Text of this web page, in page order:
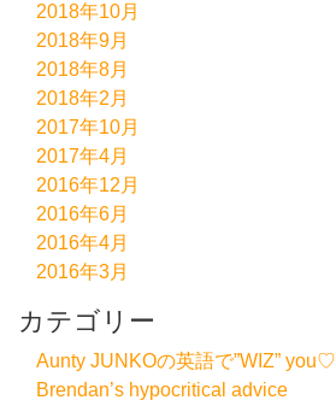
2018年10月
2018年9月
2018年8月
2018年2月
2017年10月
2017年4月
2016年12月
2016年6月
2016年4月
2016年3月
カテゴリー
Aunty JUNKOの英語で”WIZ” you♡
Brendan’s hypocritical advice